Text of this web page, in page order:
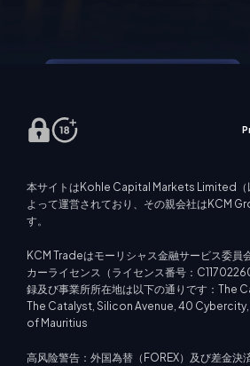
本サイトはKohle Capital Markets Limited（
よって運営されており、その親会社はKCM
す。
KCM Tradeはモーリシャス金融サービス委員
カーライセンス（ライセンス番号：
録及び事業所所在地は以下の通りです：The
The Catalyst, Silicon Avenue, 40
of Mauritius
高风险警告：外国為替（FOREX）及び差金決